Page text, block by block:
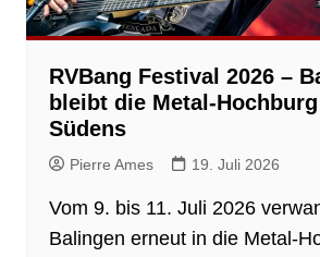
RVBang Festival 2026 –
bleibt die Metal-
Südens
Pierre Ames 19. Juli 2026
Vom 9. bis 11. Juli 2026
Balingen erneut in die Metal-